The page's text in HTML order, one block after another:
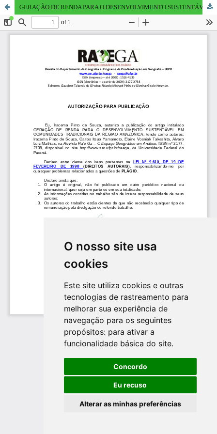
O nosso site usa
cookies
Este site utiliza cookies e outras
tecnologias de rastreamento para
melhorar sua experiência de
navegação para os seguintes
propósitos: para ativar a
funcionalidade básica do site.
Concordo
Eu recuso
Alterar as minhas preferências
GERAÇÃO DE RENDA PARA O DESENVOLVIMENTO SUSTENTÁVEL EM COMUNIDADES TRADICIONAIS DA REGIÃO AMAZÔNICA